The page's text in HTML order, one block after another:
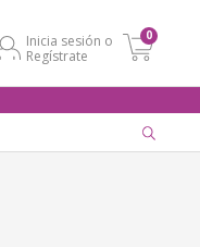
Inicia sesión o
Regístrate
0